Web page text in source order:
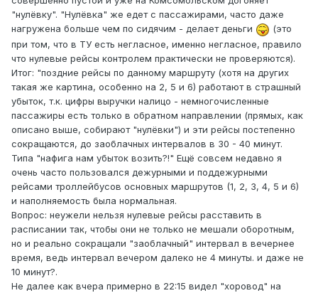
"нулёвку". "Нулёвка" же едет с пассажирами, часто даже
нагружена больше чем по сидячим - делает деньги
(это
при том, что в ТУ есть негласное, именно негласное, правило
что нулевые рейсы контролем практически не проверяются).
Итог: "поздние рейсы по данному маршруту (хотя на других
такая же картина, особенно на 2, 5 и 6) работают в страшный
убыток, т.к. цифры выручки налицо - немногочисленные
пассажиры есть только в обратном направлении (прямых, как
описано выше, собирают "нулёвки") и эти рейсы постепенно
сокращаются, до заоблачных интервалов в 30 - 40 минут.
Типа "нафига нам убыток возить?!" Ещё совсем недавно я
очень часто пользовался дежурными и поддежурными
рейсами троллейбусов основных маршрутов (1, 2, 3, 4, 5 и 6)
и наполняемость была нормальная.
Вопрос: неужели нельзя нулевые рейсы расставить в
расписании так, чтобы они не только не мешали оборотным,
но и реально сокращали "заоблачный" интервал в вечернее
время, ведь интервал вечером далеко не 4 минуты. и даже не
10 минут?.
Не далее как вчера примерно в 22:15 видел "хоровод" на